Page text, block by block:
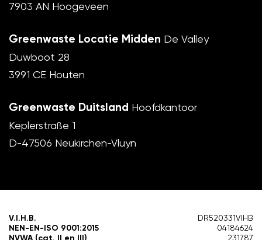
7903 AN Hoogeveen
Greenwaste Locatie Midden De Valley
Duwboot 28
3991 CE Houten
Greenwaste Duitsland Hoofdkantoor
Keplerstraße 1
D-47506 Neukirchen-Vluyn
V.I.H.B. DR520331VIHB
NEN-EN-ISO 9001:2015 04184624
NVWA (cat. II en III) 231787